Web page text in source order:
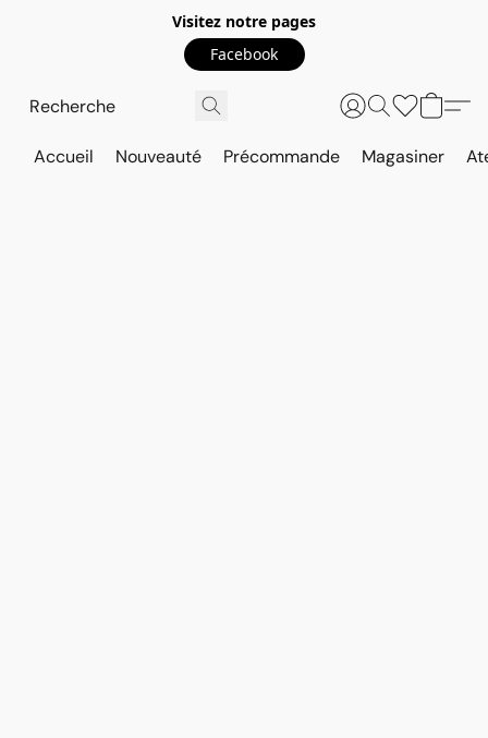
Visitez notre pages
Facebook
Accueil Nouveauté Précommande Magasiner